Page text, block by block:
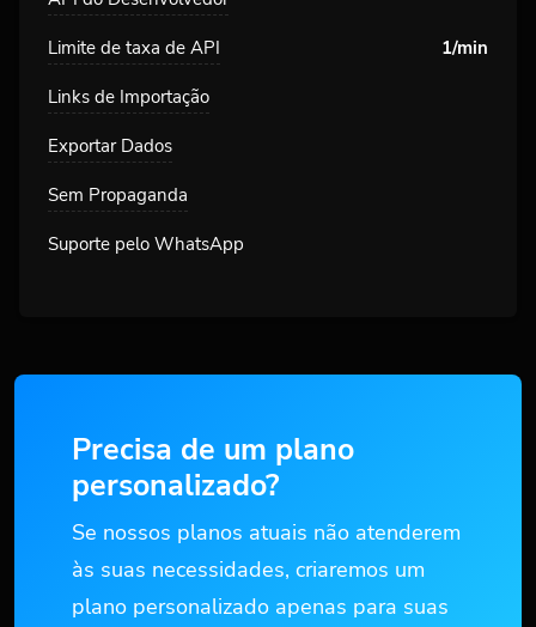
Limite de taxa de API 1/min
Links de Importação
Exportar Dados
Sem Propaganda
Suporte pelo WhatsApp
Precisa de um plano
personalizado?
Se nossos planos atuais não atenderem
às suas necessidades, criaremos um
plano personalizado apenas para suas